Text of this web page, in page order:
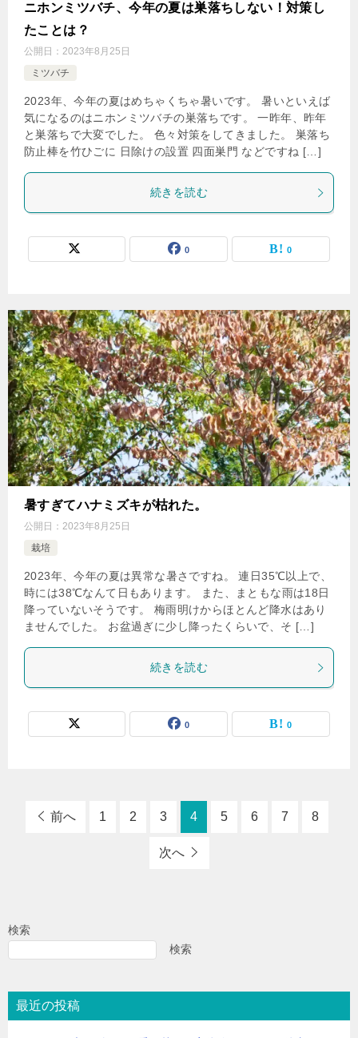
ニホンミツバチ、今年の夏は巣落ちしない！対策し
たことは？
公開日： 2023年8月25日
ミツバチ
2023年、今年の夏はめちゃくちゃ暑いです。 暑いといえば
気になるのはニホンミツバチの巣落ちです。 一昨年、昨年
と巣落ちで大変でした。 色々対策をしてきました。 巣落ち
防止棒を竹ひごに 日除けの設置 四面巣門 などですね […]
続きを読む
0 0
暑すぎてハナミズキが枯れた。
公開日： 2023年8月25日
栽培
2023年、今年の夏は異常な暑さですね。 連日35℃以上で、
時には38℃なんて日もあります。 また、まともな雨は18日
降っていないそうです。 梅雨明けからほとんど降水はあり
ませんでした。 お盆過ぎに少し降ったくらいで、そ […]
続きを読む
0 0
前へ 1 2 3 4 5 6 7 8
次へ
検索
検索
最近の投稿